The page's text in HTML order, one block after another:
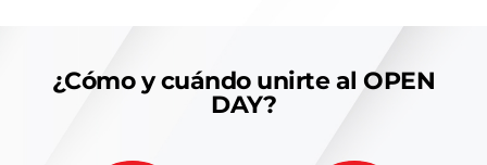
¿Cómo y cuándo unirte al OPEN
DAY?